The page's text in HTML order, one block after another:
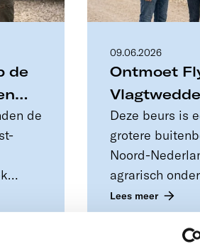
de
de
09.06.2026
Ontmoet
Deze beurs is
grotere
Noord-
agrarisch
leveranciers en
samen.
Lees meer